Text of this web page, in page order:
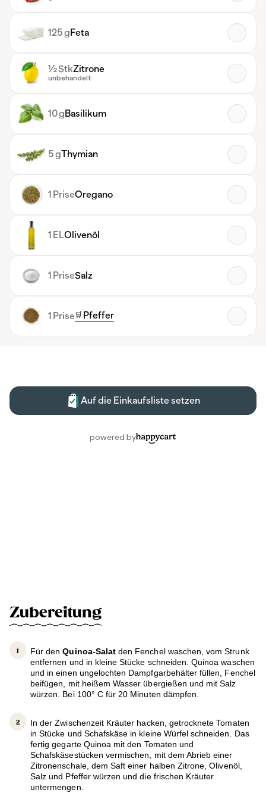
Zubereitung
Für denQuinoa-Salat den Fenchel waschen, vom Strunk
entfernen und in kleine Stücke schneiden. Quinoa waschen
und in einen ungelochten Dampfgarbehälter füllen, Fenchel
beifügen, mit heißem Wasser übergießen und mit Salz
würzen. Bei 100° C für 20 Minuten dämpfen.
In der Zwischenzeit Kräuter hacken, getrocknete Tomaten
in Stücke und Schafskäse in kleine Würfel schneiden. Das
fertig gegarte Quinoa mit den Tomaten und
Schafskäsestücken vermischen, mit dem Abrieb einer
Zitronenschale, dem Saft einer halben Zitrone, Olivenöl,
Salz und Pfeffer würzen und die frischen Kräuter
untermengen.